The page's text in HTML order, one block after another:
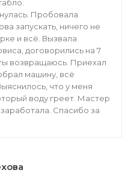
Пробовала
запускать, ничего не
и всё. Вызвала
договорились на 7
возвращаюсь. Приехал
машину, всё
что у меня
воду греет. Мастер
Спасибо за